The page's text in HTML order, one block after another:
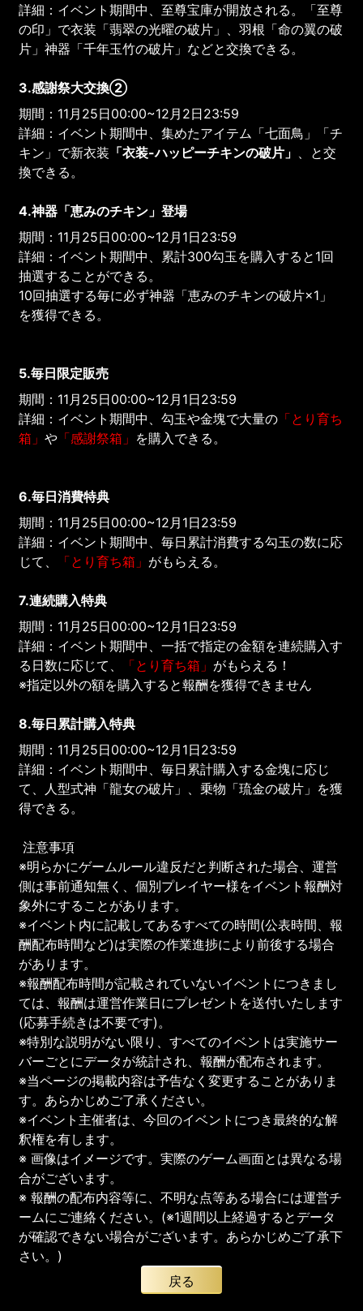
詳細：イベント期間中、至尊宝庫が開放される。「至尊
の印」で衣装「翡翠の光曜の破片」、羽根「命の翼の破
片」神器「千年玉竹の破片」などと交換できる。
3.感謝祭大交換②
期間：11月25日00:00~12月2日23:59
詳細：イベント期間中、集めたアイテム「七面鳥」「チ
キン」で新衣装 「衣装-ハッピーチキンの破片」
、と交
換できる。
4.神器「恵みのチキン」登場
期間：11月25日00:00~12月1日23:59
詳細：イベント期間中、累計300勾玉を購入すると1回
抽選することができる。
10回抽選する毎に必ず神器「恵みのチキンの破片×1」
を獲得できる。
5.毎日限定販売
期間：11月25日00:00~12月1日23:59
詳細：イベント期間中、勾玉や金塊で大量の 「とり育ち
箱」や 「感謝祭箱」 を購入できる。
6.毎日消費特典
期間：11月25日00:00~12月1日23:59
詳細：イベント期間中、毎日累計消費する勾玉の数に応
じて、
「とり育ち箱」 がもらえる。
7.連続購入特典
期間：11月25日00:00~12月1日23:59
詳細：イベント期間中、一括で指定の金額を連続購入す
る日数に応じて、
「とり育ち箱」 がもらえる！
※指定以外の額を購入すると報酬を獲得できません
8.毎日累計購入特典
期間：11月25日00:00~12月1日23:59
詳細：イベント期間中、毎日累計購入する金塊に応じ
て、人型式神「龍女の破片」、乗物「琉金の破片」を獲
得できる。
注意事項
※明らかにゲームルール違反だと判断された場合、運営
側は事前通知無く、個別プレイヤー様をイベント報酬対
象外にすることがあります。
※イベント内に記載してあるすべての時間(公表時間、報
酬配布時間など)は実際の作業進捗により前後する場合
があります。
※報酬配布時間が記載されていないイベントにつきまし
ては、報酬は運営作業日にプレゼントを送付いたします
(応募手続きは不要です)。
※特別な説明がない限り、すべてのイベントは実施サー
バーごとにデータが統計され、報酬が配布されます。
※当ページの掲載内容は予告なく変更することがありま
す。あらかじめご了承ください。
※イベント主催者は、今回のイベントにつき最終的な解
釈権を有します。
※ 画像はイメージです。実際のゲーム画面とは異なる場
合がございます。
※ 報酬の配布内容等に、不明な点等ある場合には運営チ
ームにご連絡ください。(※1週間以上経過するとデータ
が確認できない場合がございます。あらかじめご了承下
さい。)
戻る